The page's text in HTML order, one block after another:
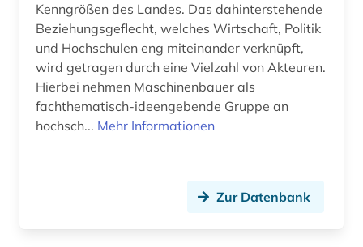
wörterbuch &lt (1)
zeitgeschichte (1)
zeitschrift (4)
zeitschriftenaufsatz (4)
Kenngrößen des Landes. Das dahinterstehende
Beziehungsgeflecht, welches Wirtschaft, Politik
und Hochschulen eng miteinander verknüpft,
wird getragen durch eine Vielzahl von Akteuren.
Hierbei nehmen Maschinenbauer als
fachthematisch-ideengebende Gruppe an
hochsch... Mehr Informationen
Zur Datenbank